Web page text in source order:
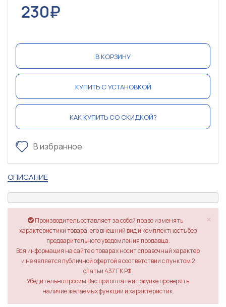
230₽
В КОРЗИНУ
КУПИТЬ С УСТАНОВКОЙ
КАК КУПИТЬ СО СКИДКОЙ?
В избранное
ОПИСАНИЕ
×
Производитель оставляет за собой право изменять
характеристики товара, его внешний вид и комплектность без
предварительного уведомления продавца.
Вся информация на сайте о товарах носит справочный характер
и не является публичной офертой в соответствии с пунктом 2
статьи 437 ГК РФ.
Убедительно просим Вас при оплате и покупке проверять
наличие желаемых функций и характеристик.